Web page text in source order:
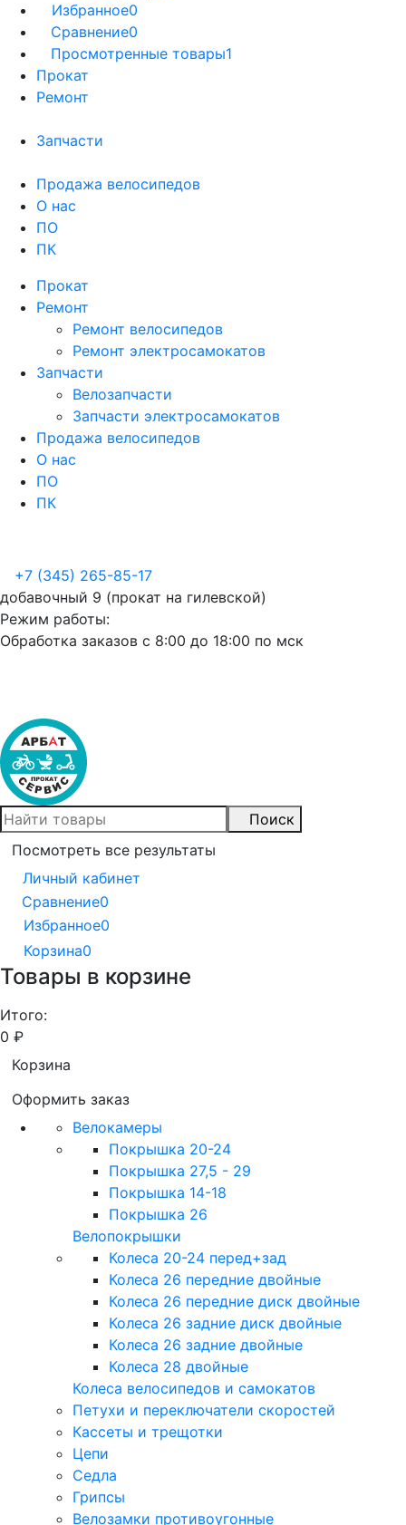
Избранное0
Сравнение0
Просмотренные товары1
Прокат
Ремонт
Запчасти
Продажа велосипедов
О нас
ПО
ПК
Прокат
Ремонт
Ремонт велосипедов
Ремонт электросамокатов
Запчасти
Велозапчасти
Запчасти электросамокатов
Продажа велосипедов
О нас
ПО
ПК
+7 (345) 265-85-17
добавочный 9 (прокат на гилевской)
Режим работы:
Обработка заказов с 8:00 до 18:00 по мск
Поиск
Посмотреть все результаты
Личный кабинет
Сравнение0
Избранное0
Корзина0
Товары в корзине
Итого:
0 ₽
Корзина
Оформить заказ
Велокамеры
Покрышка 20-24
Покрышка 27,5 - 29
Покрышка 14-18
Покрышка 26
Велопокрышки
Колеса 20-24 перед+зад
Колеса 26 передние двойные
Колеса 26 передние диск двойные
Колеса 26 задние диск двойные
Колеса 26 задние двойные
Колеса 28 двойные
Колеса велосипедов и самокатов
Петухи и переключатели скоростей
Кассеты и трещотки
Цепи
Седла
Грипсы
Велозамки противоугонные